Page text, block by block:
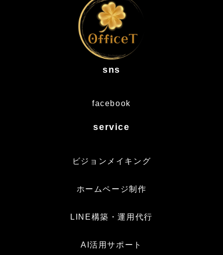
sns
facebook
service
ビジョンメイキング
ホームページ制作
LINE構築・運用代行
AI活用サポート